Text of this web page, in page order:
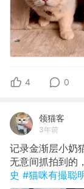
4 0
领猫客
3年前
记录金渐层小奶
无意间抓拍到的
史 #猫咪有撮聪